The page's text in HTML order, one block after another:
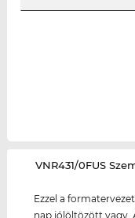
‌VNR431/0FUS
Ezzel a
nap jólöltözött vagy.